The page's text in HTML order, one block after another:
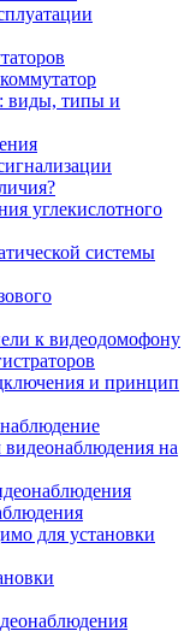
виды, типы и
углекислотного
системы
к видеодомофону
и принцип
на
для установки